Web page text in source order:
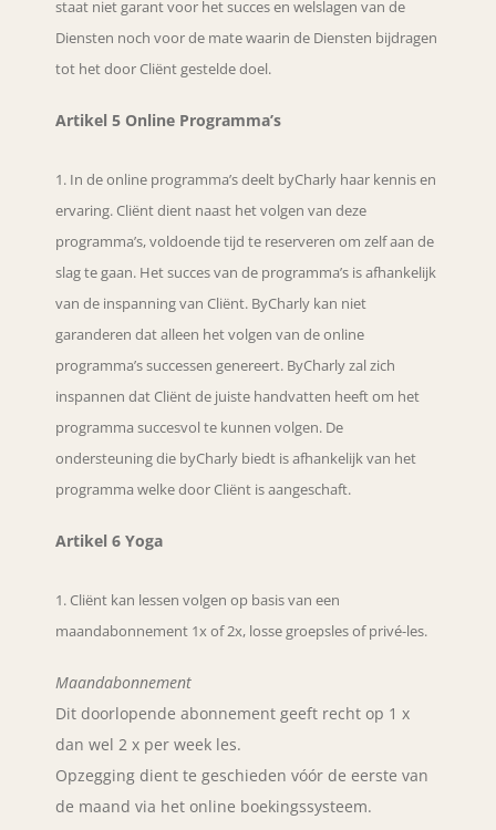
staat niet garant voor het succes en welslagen van de
Diensten noch voor de mate waarin de Diensten bijdragen
tot het door Cliënt gestelde doel.
Artikel 5 Online Programma’s
In de online programma’s deelt byCharly haar kennis en
ervaring. Cliënt dient naast het volgen van deze
programma’s, voldoende tijd te reserveren om zelf aan de
slag te gaan. Het succes van de programma’s is afhankelijk
van de inspanning van Cliënt. ByCharly kan niet
garanderen dat alleen het volgen van de online
programma’s successen genereert. ByCharly zal zich
inspannen dat Cliënt de juiste handvatten heeft om het
programma succesvol te kunnen volgen. De
ondersteuning die byCharly biedt is afhankelijk van het
programma welke door Cliënt is aangeschaft.
Artikel 6 Yoga
Cliënt kan lessen volgen op basis van een
maandabonnement 1x of 2x, losse groepsles of privé-les.
Maandabonnement
Dit doorlopende abonnement geeft recht op 1 x
dan wel 2 x per week les.
Opzegging dient te geschieden vóór de eerste van
de maand via het online boekingssysteem.